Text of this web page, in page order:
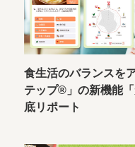
食生活のバランスを
テップ®」の新機能
底リポート